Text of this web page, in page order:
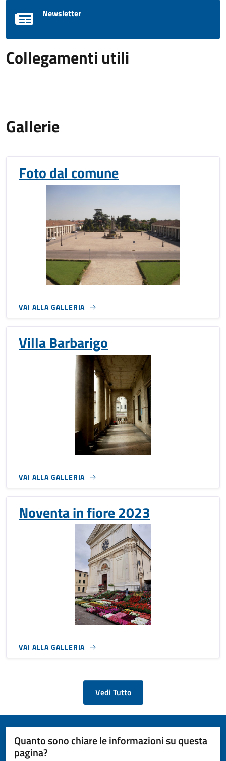
Newsletter
Collegamenti utili
Gallerie
Foto dal comune
VAI ALLA GALLERIA
Villa Barbarigo
VAI ALLA GALLERIA
Noventa in fiore 2023
VAI ALLA GALLERIA
Vedi Tutto
Quanto sono chiare le informazioni su questa
pagina?